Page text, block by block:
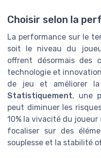
Choisir selon la
La performance sur le
soit le niveau du
offrent désormais des
technologie et
de jeu et améliorer la
Statistiquement, une
peut diminuer les
10% la vivacité du
focaliser sur des
souplesse et la stabilité